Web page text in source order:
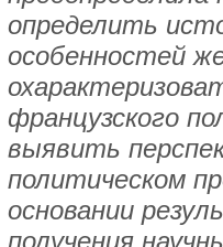
определить
особенностей
французского
выявить
политическом
основании